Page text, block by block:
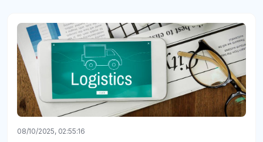
08/10/2025, 02:55:16